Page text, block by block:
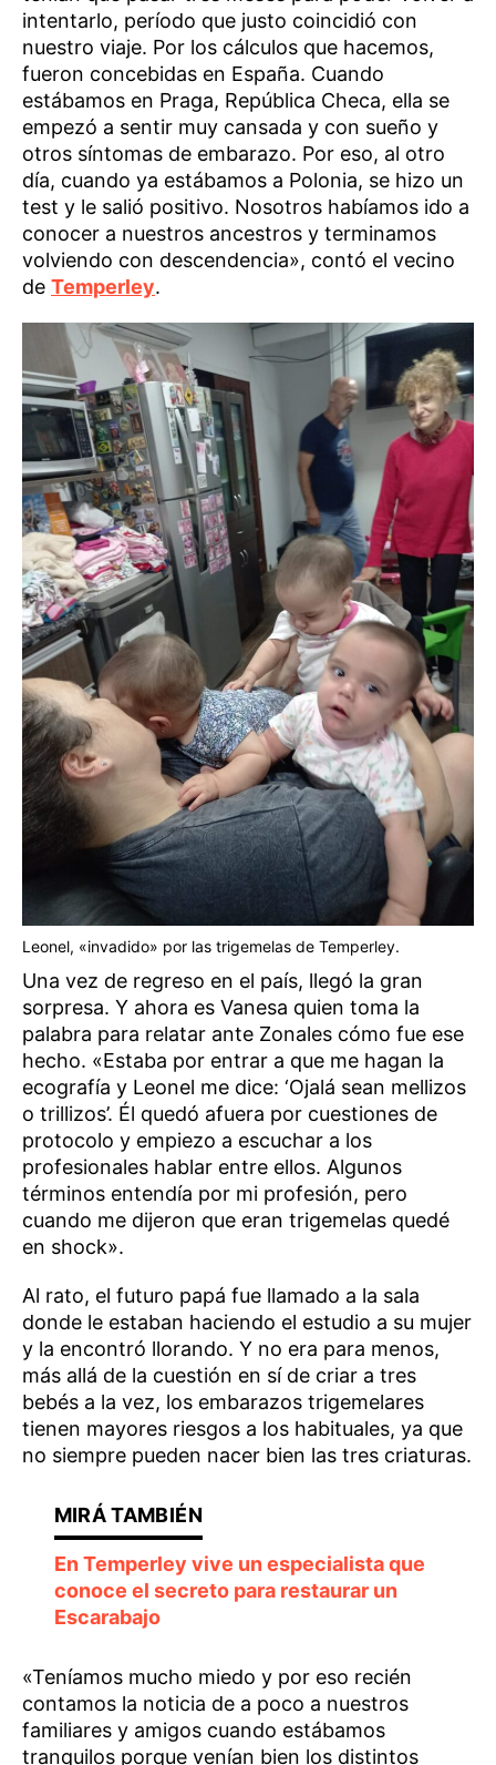
intentarlo, período que justo coincidió con
nuestro viaje. Por los cálculos que hacemos,
fueron concebidas en España. Cuando
estábamos en Praga, República Checa, ella se
empezó a sentir muy cansada y con sueño y
otros síntomas de embarazo. Por eso, al otro
día, cuando ya estábamos a Polonia, se hizo un
test y le salió positivo. Nosotros habíamos ido a
conocer a nuestros ancestros y terminamos
volviendo con descendencia», contó el vecino
de Temperley.
Leonel, «invadido» por las trigemelas de Temperley.
Una vez de regreso en el país, llegó la gran
sorpresa. Y ahora es Vanesa quien toma la
palabra para relatar ante Zonales cómo fue ese
hecho. «Estaba por entrar a que me hagan la
ecografía y Leonel me dice: ‘Ojalá sean mellizos
o trillizos’. Él quedó afuera por cuestiones de
protocolo y empiezo a escuchar a los
profesionales hablar entre ellos. Algunos
términos entendía por mi profesión, pero
cuando me dijeron que eran trigemelas quedé
en shock».
Al rato, el futuro papá fue llamado a la sala
donde le estaban haciendo el estudio a su mujer
y la encontró llorando. Y no era para menos,
más allá de la cuestión en sí de criar a tres
bebés a la vez, los embarazos trigemelares
tienen mayores riesgos a los habituales, ya que
no siempre pueden nacer bien las tres criaturas.
En Temperley vive un especialista que
conoce el secreto para restaurar un
Escarabajo
«Teníamos mucho miedo y por eso recién
contamos la noticia de a poco a nuestros
familiares y amigos cuando estábamos
tranquilos porque venían bien los distintos